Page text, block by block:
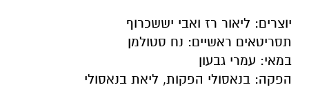
יוצרים: ליאור רז ואבי יששכרוף
תסריטאים ראשיים: נח סטולמן
במאי: עמרי גבעון
הפקה: בנאסולי הפקות, ליאת בנאסולי